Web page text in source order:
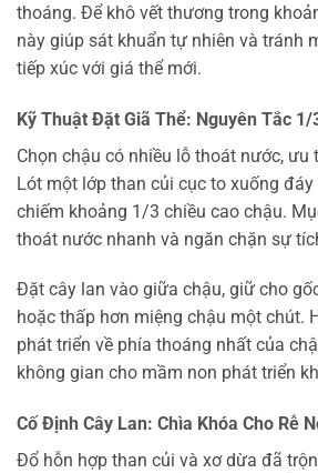
thoáng. Để khô vết thương trong
này giúp sát khuẩn tự nhiên và tránh
tiếp xúc với giá thể mới.
Kỹ Thuật Đặt Giã Thể: Nguyên Tắc 1/
Chọn chậu có nhiều lỗ thoát nước, ưu
Lót một lớp than củi cục to xuống đáy
chiếm khoảng 1/3 chiều cao chậu.
thoát nước nhanh và ngăn chặn sự
Đặt cây lan vào giữa chậu, giữ cho
hoặc thấp hơn miệng chậu một chút.
phát triển về phía thoáng nhất của
không gian cho mầm non phát triển
Cố Định Cây Lan: Chìa Khóa Cho Rễ
Đổ hỗn hợp than củi và xơ dừa đã